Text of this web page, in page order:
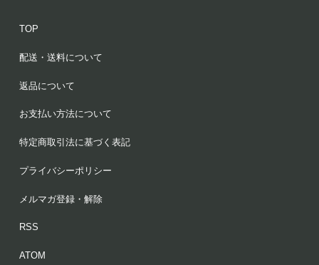
TOP
配送・送料について
返品について
お支払い方法について
特定商取引法に基づく表記
プライバシーポリシー
メルマガ登録・解除
RSS
ATOM